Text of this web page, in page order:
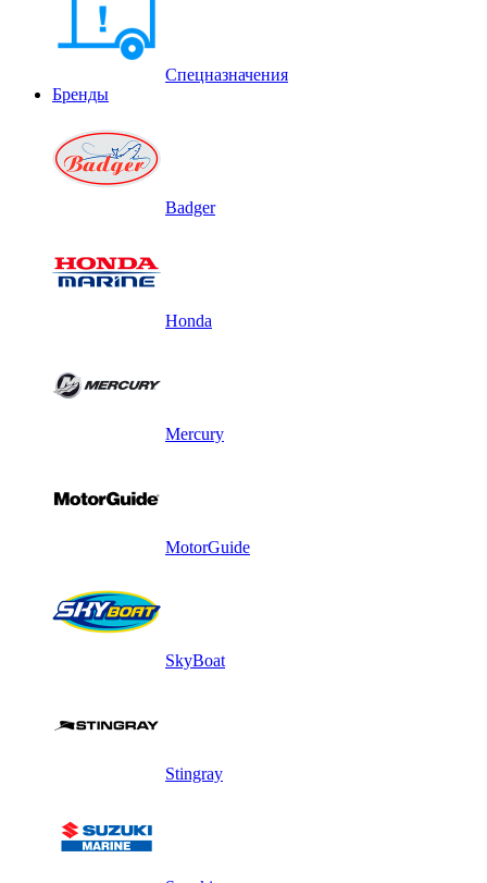
Спецназначения
Бренды
Badger
Honda
Mercury
MotorGuide
SkyBoat
Stingray